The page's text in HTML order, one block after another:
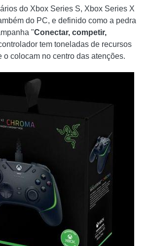
do Xbox Series S, Xbox Series X
do PC, e definido como a pedra
"Conectar, competir,
tem toneladas de recursos
o colocam no centro das atenções.